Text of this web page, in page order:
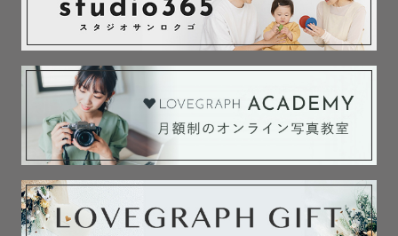
﹋﹋﹋﹋﹋﹋﹋﹋﹋﹋﹋﹋﹋﹋
この度は私のカメラマンページをご覧いただきありがとう
ございます  :))
minu と申します🌿
写真を撮ること、旅すること、お話すること、運動するこ
と、お花と音楽が大好きです !!
﹋﹋﹋﹋﹋﹋﹋﹋﹋﹋﹋﹋﹋﹋
《  🌱 撮 影 に か け て い る 想 い  》